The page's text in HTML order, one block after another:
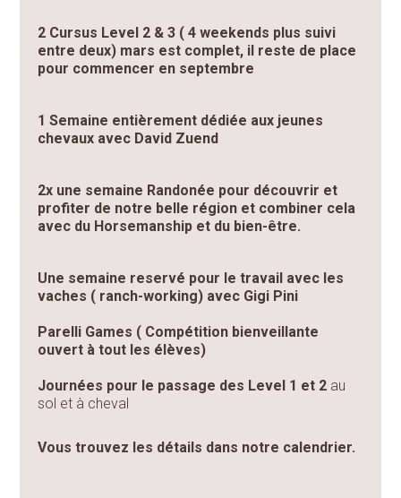
2 Cursus Level 2 & 3 ( 4 weekends plus suivi
entre deux) mars est complet, il reste de place
pour commencer en septembre
1 Semaine entièrement dédiée aux jeunes
chevaux avec David Zuend
2x une semaine Randonée pour découvrir et
profiter de notre belle région et combiner cela
avec du Horsemanship et du bien-être.
Une semaine reservé pour le travail avec les
vaches ( ranch-working) avec Gigi Pini
Parelli Games ( Compétition bienveillante
ouvert à tout les élèves)
Journées pour le passage des Level 1 et 2 au
sol et à cheval
Vous trouvez les détails dans notre calendrier.